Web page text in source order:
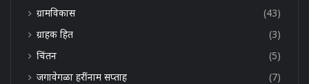
ग्रामविकास
(43)
ग्राहक हित
(3)
चिंतन
(5)
जगावेगळा हरींनाम सप्ताह
(7)